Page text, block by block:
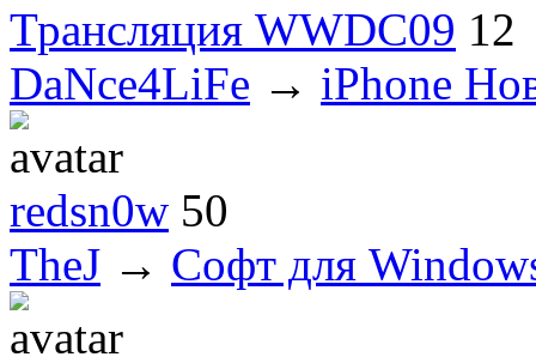
Трансляция WWDC09 12
DaNce4LiFe → iPhone
redsn0w 50
TheJ → Софт для